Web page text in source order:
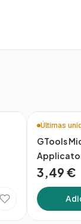
Últimas
GTools
3,49 €